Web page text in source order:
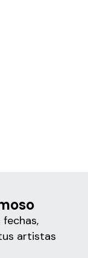
fechas,
artistas